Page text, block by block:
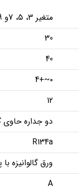
متغیر 3، 5، 7و 9 فوت می باشد
30
40
۰~+4
12
دو جداره حاوی
R134a
ورق گالوانیزه
A